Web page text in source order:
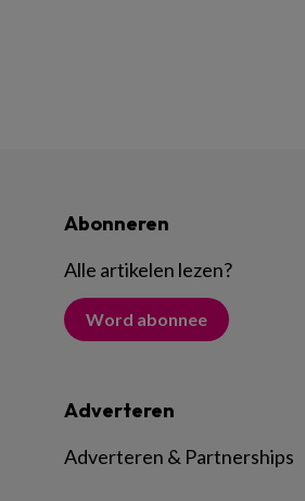
Abonneren
Alle artikelen lezen?
Word abonnee
Adverteren
Adverteren & Partnerships